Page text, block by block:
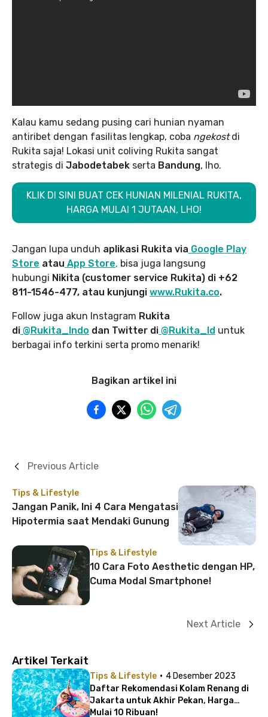
Kalau kamu sedang pusing cari hunian nyaman
antiribet dengan fasilitas lengkap, coba ngekostdi
Rukita saja! Lokasi unit coliving Rukita sangat
strategis di Jabodetabek serta Bandung, lho.
KLIK DI SINI BUAT CEK HUNIAN MILENIAL RUKITA,
HARGA MULAI 1 JUTAAN, LHO!
Jangan lupa unduh aplikasi Rukita via Google Play
Store atau App Store, bisa juga langsung
hubungi Nikita (customer service Rukita) di +62
811-1546-477, atau kunjungi www.Rukita.co.
Follow juga akun Instagram Rukita
di @Rukita_Indo dan Twitter di @Rukita_Id untuk
berbagai info terkini serta promo menarik!
Bagikan artikel ini
Tips & Lifestyle
Jangan Panik, Ini 4 Cara Mengatasi
Hipotermia saat Mendaki Gunung
Previous Article
Tips & Lifestyle
10 Cara Foto Aesthetic dengan HP,
Cuma Modal Smartphone!
Next Article
Artikel Terkait
Tips & Lifestyle · 4 Desember 2023
Daftar Rekomendasi Kolam Renang di
Jakarta untuk Akhir Pekan, Harga
Mulai 10 Ribuan!